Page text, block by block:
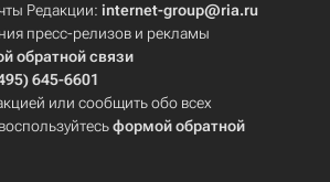
Редакции:internet-group@ria.ru
пресс-релизов и рекламы
обратной связи
645-6601
или сообщить обо всех
формой обратной